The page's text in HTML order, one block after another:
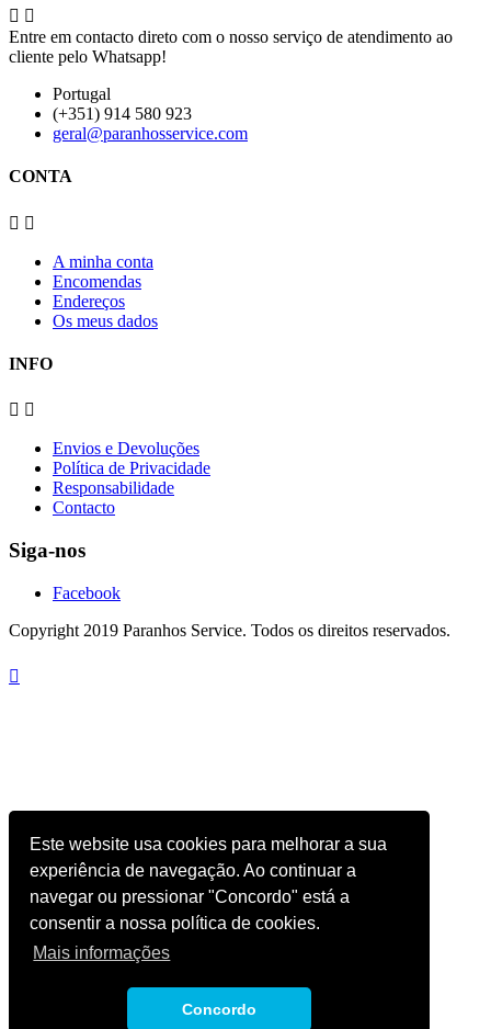
Este website usa cookies para melhorar a sua
experiência de navegação. Ao continuar a
navegar ou pressionar "Concordo" está a
consentir a nossa política de cookies.
Mais informações
Concordo
 
Entre em contacto direto com o nosso serviço de atendimento ao
cliente pelo Whatsapp!
Portugal
(+351) 914 580 923
geral@paranhosservice.com
CONTA
 
A minha conta
Encomendas
Endereços
Os meus dados
INFO
 
Envios e Devoluções
Política de Privacidade
Responsabilidade
Contacto
Siga-nos
Facebook
Copyright 2019 Paranhos Service. Todos os direitos reservados.
